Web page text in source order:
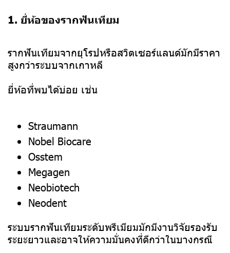
1. ยี่ห้อของรากฟันเทียม
รากฟันเทียมจากยุโรปหรือสวิตเซอร์แลนด์มักมีราคา
สูงกว่าระบบจากเกาหลี
ยี่ห้อที่พบได้บ่อย เช่น
Straumann
Nobel Biocare
Osstem
Megagen
Neobiotech
Neodent
ระบบรากฟันเทียมระดับพรีเมียมมักมีงานวิจัยรองรับ
ระยะยาวและอาจให้ความมั่นคงที่ดีกว่าในบางกรณี